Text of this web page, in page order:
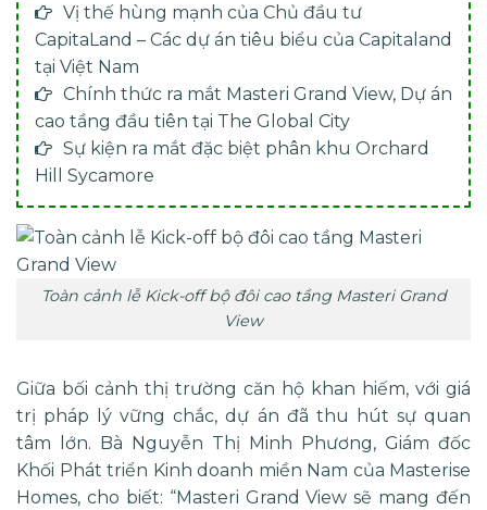
Vị thế hùng mạnh của Chủ đầu tư
CapitaLand – Các dự án tiêu biểu của Capitaland
tại Việt Nam
Chính thức ra mắt Masteri Grand View, Dự án
cao tầng đầu tiên tại The Global City
Sự kiện ra mắt đặc biệt phân khu Orchard
Hill Sycamore
Toàn cảnh lễ Kick-off bộ đôi cao tầng Masteri Grand
View
Giữa bối cảnh thị trường căn hộ khan hiếm, với giá
trị pháp lý vững chắc, dự án đã thu hút sự quan
tâm lớn. Bà Nguyễn Thị Minh Phương, Giám đốc
Khối Phát triển Kinh doanh miền Nam của Masterise
Homes, cho biết: “Masteri Grand View sẽ mang đến